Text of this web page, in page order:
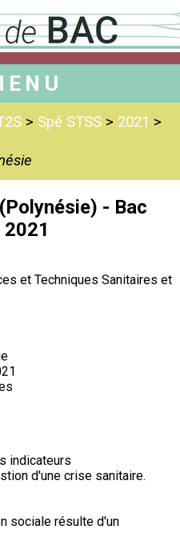
> Spé STSS > 2021 >
- Bac
2021
et Techniques Sanitaires et
indicateurs
d'une crise sanitaire.
sociale résulte d'un